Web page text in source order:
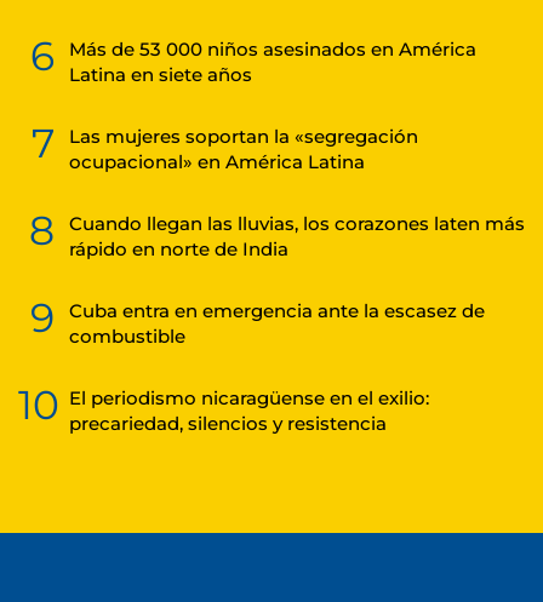
6
Más de 53 000 niños asesinados en América
Latina en siete años
7
Las mujeres soportan la «segregación
ocupacional» en América Latina
8
Cuando llegan las lluvias, los corazones laten más
rápido en norte de India
9
Cuba entra en emergencia ante la escasez de
combustible
10 El periodismo nicaragüense en el exilio:
precariedad, silencios y resistencia